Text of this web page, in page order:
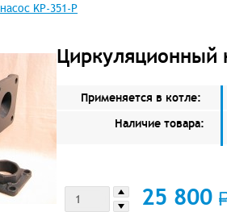
KP-351-P
Циркуляционный
Применяется в котле:
Наличие товара:
25 800